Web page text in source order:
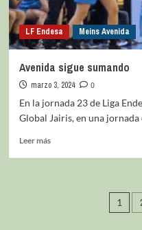
LF Endesa Meins Avenida
Avenida sigue sumando
marzo 3, 2024
0
En la jornada 23 de Liga
Global Jairis, en una jornada
Leer más
1